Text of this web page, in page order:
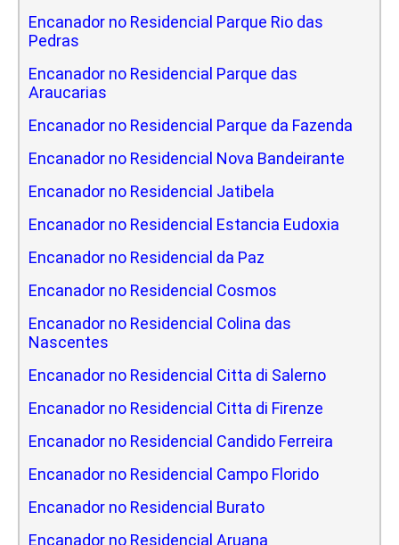
Encanador no Residencial Parque Rio das
Pedras
Encanador no Residencial Parque das
Araucarias
Encanador no Residencial Parque da Fazenda
Encanador no Residencial Nova Bandeirante
Encanador no Residencial Jatibela
Encanador no Residencial Estancia Eudoxia
Encanador no Residencial da Paz
Encanador no Residencial Cosmos
Encanador no Residencial Colina das
Nascentes
Encanador no Residencial Citta di Salerno
Encanador no Residencial Citta di Firenze
Encanador no Residencial Candido Ferreira
Encanador no Residencial Campo Florido
Encanador no Residencial Burato
Encanador no Residencial Aruana